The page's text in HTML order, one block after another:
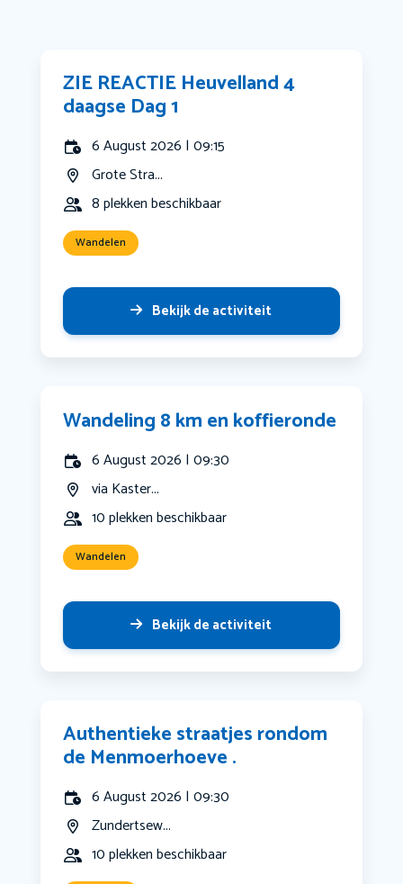
ZIE REACTIE Heuvelland 4
daagse Dag 1
6 August 2026 | 09:15
Grote Stra...
8 plekken beschikbaar
Wandelen
Bekijk de activiteit
Wandeling 8 km en koffieronde
6 August 2026 | 09:30
via Kaster...
10 plekken beschikbaar
Wandelen
Bekijk de activiteit
Authentieke straatjes rondom
de Menmoerhoeve .
6 August 2026 | 09:30
Zundertsew...
10 plekken beschikbaar